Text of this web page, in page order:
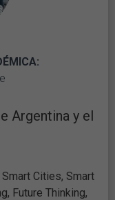
Argentina y el
Cities, Smart
Future Thinking,